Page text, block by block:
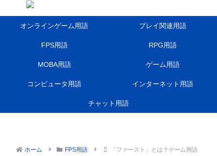
オンラインゲーム用語 プレイ関連用語
FPS用語 RPG用語
MOBA用語 ゲーム用語
コンピュータ用語 インターネット用語
チャット用語
ホーム FPS用語
「ファースト」とは？ゲーム用語